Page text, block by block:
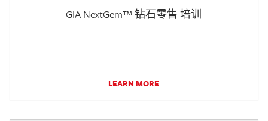
GIA NextGem™ 钻石零售 培训
LEARN MORE